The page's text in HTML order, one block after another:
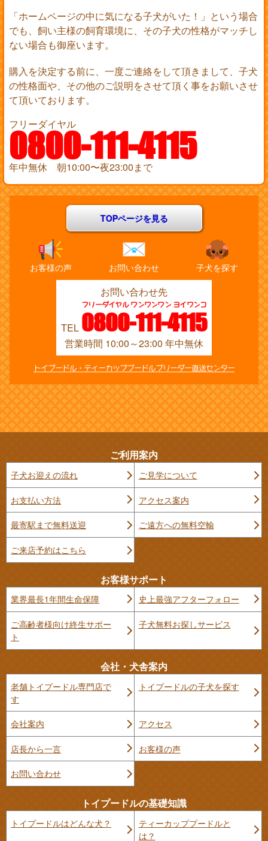
「ホームページの中に気になる子犬がいた！」という場合
でも、飼い主様の飼育環境に、その子犬の性格がマッチし
ない場合も御座います。
購入を決定する前に、一度ご連絡をして頂きまして、子犬
の性格面や、その他のご説明をさせて頂く事をお願いさせ
て頂いております。
フリーダイヤル
0800-111-4115
年中無休 朝10:00〜夜23:00まで
TOPページを見る
お客様の声 お問い合わせ 子犬を探す
お問い合わせ先
TEL 0800-111-4115
フリーダイヤル ワンワンワン ヨイワンコ
営業時間 10:00～23:00 年中無休
トイプードル・ティーカッププードルブリーダー直送センター
ご利用案内
子犬お迎えの流れ ご見学について
お支払い方法 アクセス案内
最寄駅まで無料送迎 ご遠方への無料空輸
ご来店予約はこちら
お客様サポート
業界最長1年間生命保障 史上最強アフターフォロー
ご高齢者様向け終生サポー
ト
子犬無料お探しサービス
会社・犬舎案内
老舗トイプードル専門店で
す
トイプードルの子犬を探す
会社案内 アクセス
店長から一言 お客様の声
お問い合わせ
トイプードルの基礎知識
トイプードルはどんな犬？
ティーカッププードルと
は？